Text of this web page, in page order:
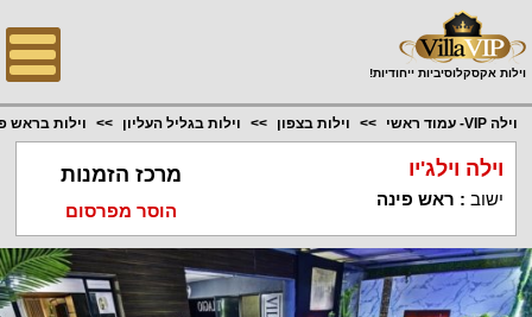
וילות אקסקלוסיביות ייחודיות!
וילה VIP- עמוד ראשי וילות בצפון וילות בגליל העליון וילות בראש
וילה וילג'יו
ישוב : ראש פינה
מרכז הזמנות
הוסר מפרסום